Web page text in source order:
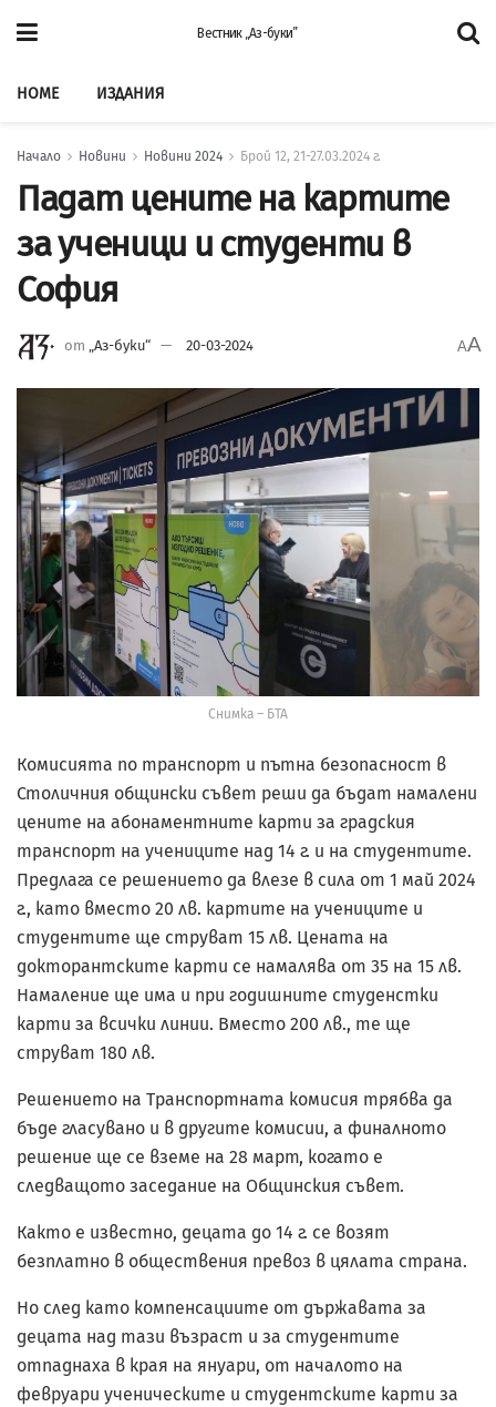
Вестник „Аз-буки”
HOME ИЗДАНИЯ
Начало Новини Новини 2024 Брой 12, 21-27.03.2024 г.
Падат цените на картите
за ученици и студенти в
София
от „Аз-буки“ 20-03-2024 AA
Снимка – БТА
Комисията по транспорт и пътна безопасност в
Столичния общински съвет реши да бъдат намалени
цените на абонаментните карти за градския
транспорт на учениците над 14 г. и на студентите.
Предлага се решението да влезе в сила от 1 май 2024
г., като вместо 20 лв. картите на учениците и
студентите ще струват 15 лв. Цената на
докторантските карти се намалява от 35 на 15 лв.
Намаление ще има и при годишните студенстки
карти за всички линии. Вместо 200 лв., те ще
струват 180 лв.
Решението на Транспортната комисия трябва да
бъде гласувано и в другите комисии, а финалното
решение ще се вземе на 28 март, когато е
следващото заседание на Общинския съвет.
Както е известно, децата до 14 г. се возят
безплатно в обществения превоз в цялата страна.
Но след като компенсациите от държавата за
децата над тази възраст и за студентите
отпаднаха в края на януари, от началото на
февруари ученическите и студентските карти за